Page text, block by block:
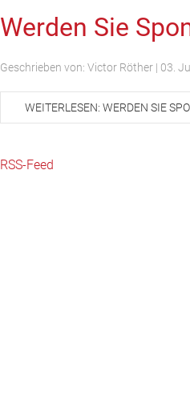
Werden Sie
Geschrieben von: Victor Röther | 03.
WEITERLESEN: WERDEN SIE
RSS-Feed